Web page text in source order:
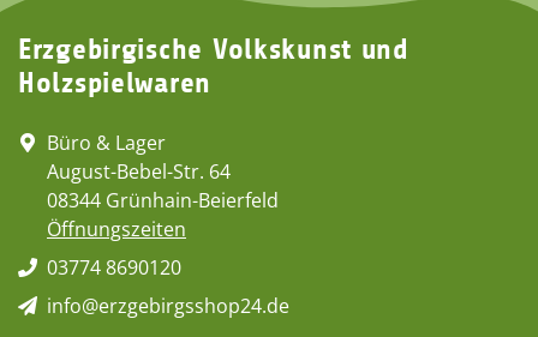
Erzgebirgische Volkskunst und
Holzspielwaren
Büro & Lager
August-Bebel-Str. 64
08344 Grünhain-Beierfeld
Öffnungszeiten
03774 8690120
info@erzgebirgsshop24.de